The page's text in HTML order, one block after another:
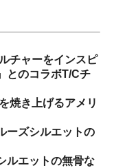
チャーをインスピ
とのコラボT/Cチ
焼き上げるアメリ
ーズシルエットの
ルエットの無骨な